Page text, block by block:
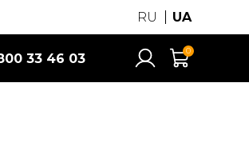
RU UA
33 46 03
0